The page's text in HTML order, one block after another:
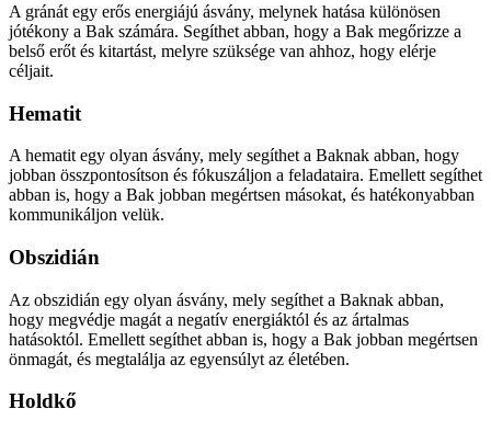
A gránát egy erős energiájú ásvány, melynek hatása különösen
jótékony a Bak számára. Segíthet abban, hogy a Bak megőrizze a
belső erőt és kitartást, melyre szüksége van ahhoz, hogy elérje
céljait.
Hematit
A hematit egy olyan ásvány, mely segíthet a Baknak abban, hogy
jobban összpontosítson és fókuszáljon a feladataira. Emellett segíthet
abban is, hogy a Bak jobban megértsen másokat, és hatékonyabban
kommunikáljon velük.
Obszidián
Az obszidián egy olyan ásvány, mely segíthet a Baknak abban,
hogy megvédje magát a negatív energiáktól és az ártalmas
hatásoktól. Emellett segíthet abban is, hogy a Bak jobban megértsen
önmagát, és megtalálja az egyensúlyt az életében.
Holdkő